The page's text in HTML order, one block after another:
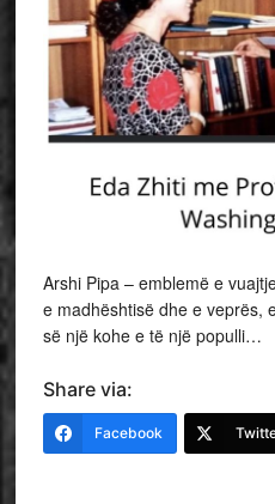
Arshi Pipa – emblemë e
e madhështisë dhe e veprës,
së një kohe e të një populli…
Share via:
Facebook